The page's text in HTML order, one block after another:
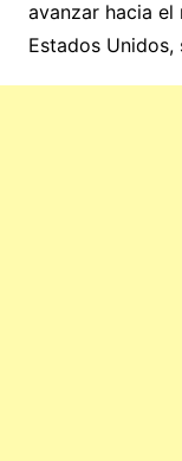
avanzar hacia
Estados